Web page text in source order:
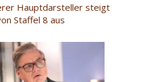
Hauptdarsteller steigt
Staffel 8 aus